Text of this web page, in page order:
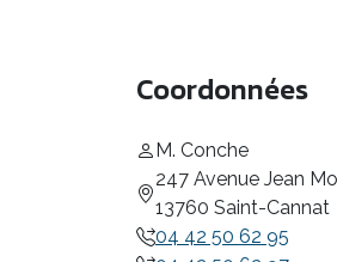
Coordonnées
M. Conche
247 Avenue Jean
13760 Saint-Cannat
04 42 50 62 95